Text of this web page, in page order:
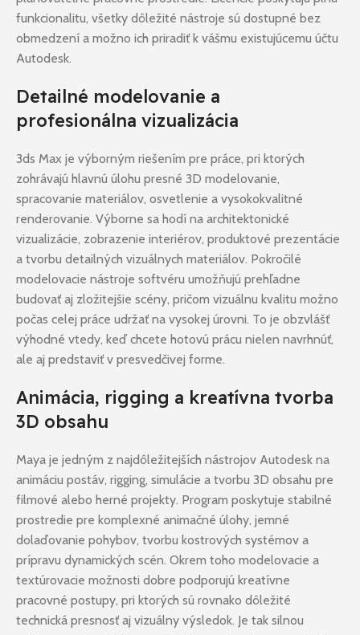
funkcionalitu, všetky dôležité nástroje sú dostupné bez
obmedzení a možno ich priradiť k vášmu existujúcemu účtu
Autodesk.
Detailné modelovanie a
profesionálna vizualizácia
3ds Max je výborným riešením pre práce, pri ktorých
zohrávajú hlavnú úlohu presné 3D modelovanie,
spracovanie materiálov, osvetlenie a vysokokvalitné
renderovanie. Výborne sa hodí na architektonické
vizualizácie, zobrazenie interiérov, produktové prezentácie
a tvorbu detailných vizuálnych materiálov. Pokročilé
modelovacie nástroje softvéru umožňujú prehľadne
budovať aj zložitejšie scény, pričom vizuálnu kvalitu možno
počas celej práce udržať na vysokej úrovni. To je obzvlášť
výhodné vtedy, keď chcete hotovú prácu nielen navrhnúť,
ale aj predstaviť v presvedčivej forme.
Animácia, rigging a kreatívna tvorba
3D obsahu
Maya je jedným z najdôležitejších nástrojov Autodesk na
animáciu postáv, rigging, simulácie a tvorbu 3D obsahu pre
filmové alebo herné projekty. Program poskytuje stabilné
prostredie pre komplexné animačné úlohy, jemné
dolaďovanie pohybov, tvorbu kostrových systémov a
prípravu dynamických scén. Okrem toho modelovacie a
textúrovacie možnosti dobre podporujú kreatívne
pracovné postupy, pri ktorých sú rovnako dôležité
technická presnosť aj vizuálny výsledok. Je tak silnou